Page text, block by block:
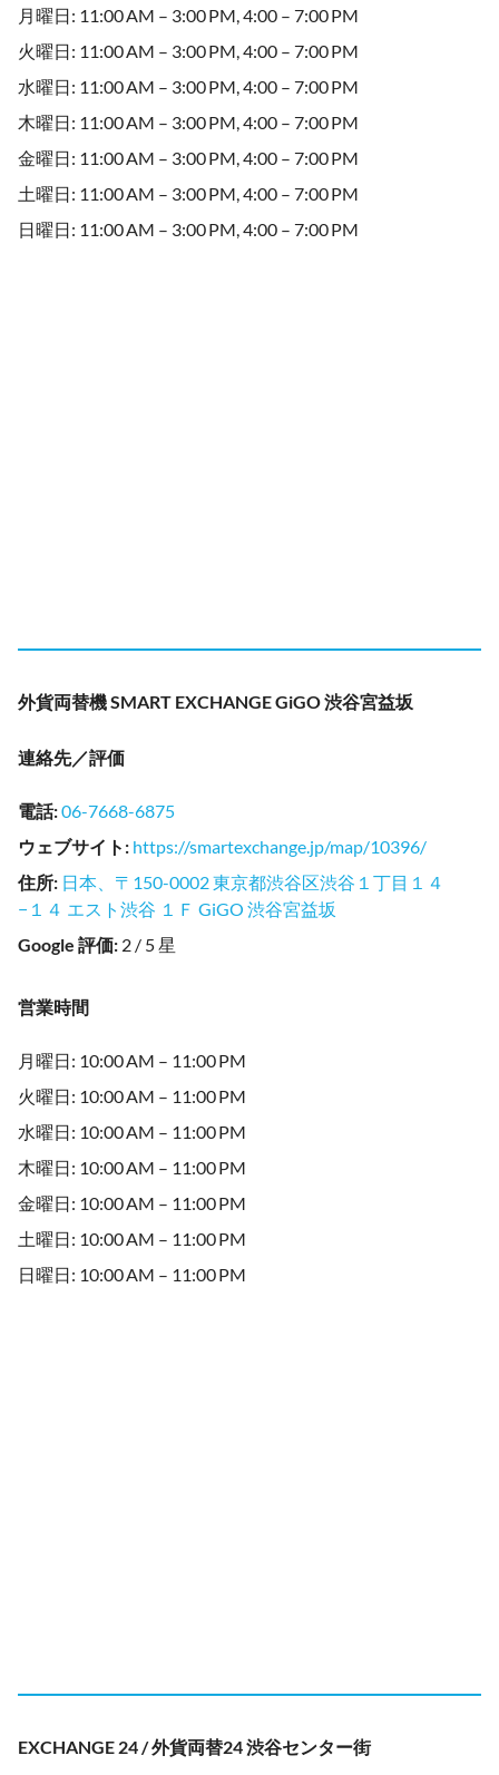
月曜日: 11:00 AM – 3:00 PM, 4:00 – 7:00 PM
火曜日: 11:00 AM – 3:00 PM, 4:00 – 7:00 PM
水曜日: 11:00 AM – 3:00 PM, 4:00 – 7:00 PM
木曜日: 11:00 AM – 3:00 PM, 4:00 – 7:00 PM
金曜日: 11:00 AM – 3:00 PM, 4:00 – 7:00 PM
土曜日: 11:00 AM – 3:00 PM, 4:00 – 7:00 PM
日曜日: 11:00 AM – 3:00 PM, 4:00 – 7:00 PM
外貨両替機 SMART EXCHANGE GiGO 渋谷宮益坂
連絡先／評価
電話:06-7668-6875
ウェブサイト : https://smartexchange.jp/map/10396/
住所: 日本、〒150-0002 東京都渋谷区渋谷１丁目１４
−１４ エスト渋谷 １Ｆ GiGO 渋谷宮益坂
Google 評価: 2 / 5 星
営業時間
月曜日: 10:00 AM – 11:00 PM
火曜日: 10:00 AM – 11:00 PM
水曜日: 10:00 AM – 11:00 PM
木曜日: 10:00 AM – 11:00 PM
金曜日: 10:00 AM – 11:00 PM
土曜日: 10:00 AM – 11:00 PM
日曜日: 10:00 AM – 11:00 PM
EXCHANGE 24 / 外貨両替24 渋谷センター街